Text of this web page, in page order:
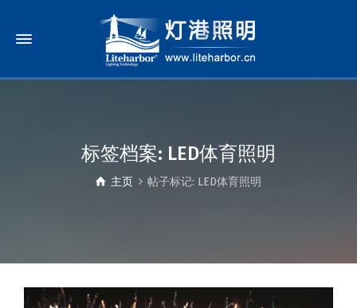
标签档案: LED体育照明
主页 帖子标记: LED体育照明